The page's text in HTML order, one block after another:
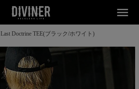
menu
Last Doctrine TEE(ブラック/ホワイト)